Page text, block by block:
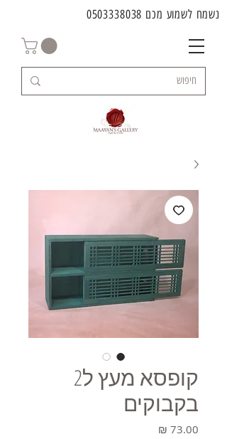
נשמח לשמוע מכם 0503338038
קופסא מעץ ל2
בקבוקים